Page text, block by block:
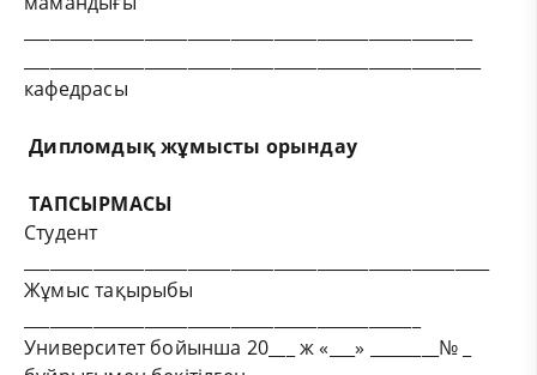
кафедрасы
Дипломдық жұмысты орындау
ТАПСЫРМАСЫ
Студент
Жұмыс тақырыбы
Университет бойынша 20___ ж «___» ________№ _